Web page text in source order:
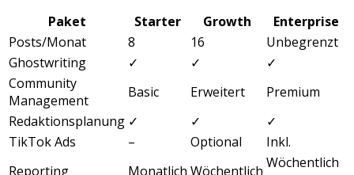
Paket Starter Growth
Enterprise
Posts/Monat
8 16
Unbegrenzt
Ghostwriting
✓ ✓
✓
Community
Management
Basic Erweitert
Premium
Redaktionsplanung ✓ ✓
✓
TikTok Ads
– Optional
Inkl.
Reporting
Monatlich Wöchentlich Wöchentlich